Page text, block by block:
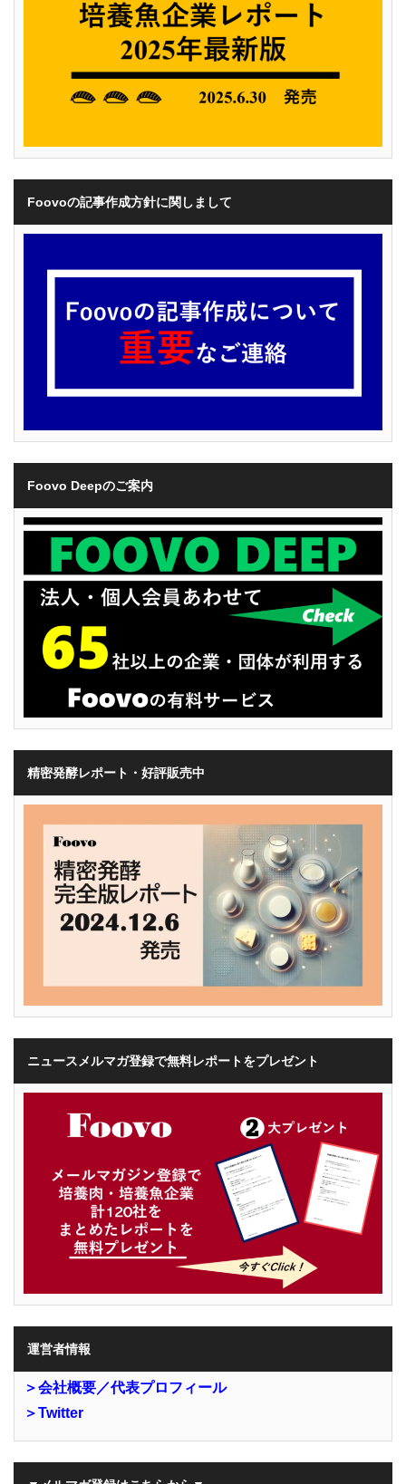
Foovoの記事作成方針に関しまして
Foovo Deepのご案内
精密発酵レポート・好評販売中
ニュースメルマガ登録で無料レポートをプレゼント
運営者情報
＞会社概要／代表プロフィール
＞Twitter